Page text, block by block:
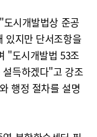
시개발법상 준공
있지만 단서조항을
"도시개발법 53조
득하겠다"고 강조
행정 절차를 설명